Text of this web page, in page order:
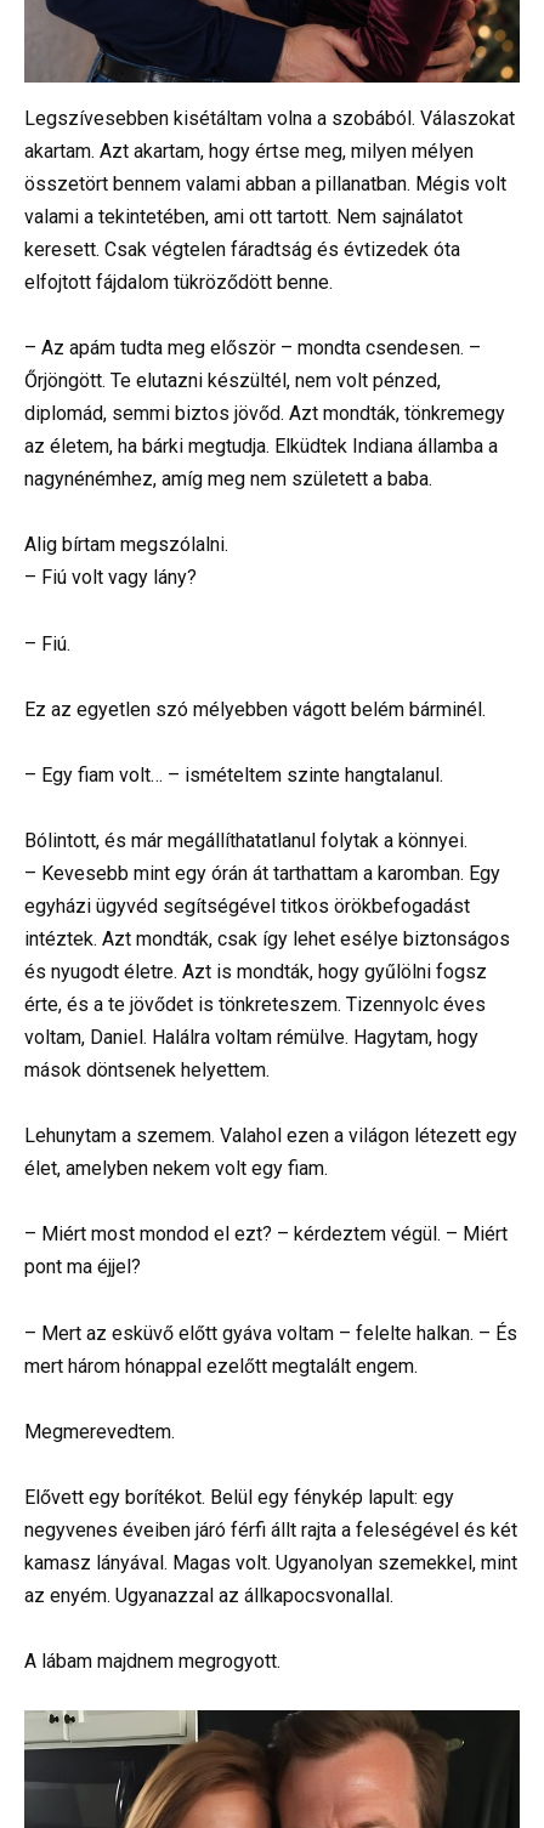
Legszívesebben kisétáltam volna a szobából. Válaszokat
akartam. Azt akartam, hogy értse meg, milyen mélyen
összetört bennem valami abban a pillanatban. Mégis volt
valami a tekintetében, ami ott tartott. Nem sajnálatot
keresett. Csak végtelen fáradtság és évtizedek óta
elfojtott fájdalom tükröződött benne.
– Az apám tudta meg először – mondta csendesen. –
Őrjöngött. Te elutazni készültél, nem volt pénzed,
diplomád, semmi biztos jövőd. Azt mondták, tönkremegy
az életem, ha bárki megtudja. Elküdtek Indiana államba a
nagynénémhez, amíg meg nem született a baba.
Alig bírtam megszólalni.
– Fiú volt vagy lány?
– Fiú.
Ez az egyetlen szó mélyebben vágott belém bárminél.
– Egy fiam volt… – ismételtem szinte hangtalanul.
Bólintott, és már megállíthatatlanul folytak a könnyei.
– Kevesebb mint egy órán át tarthattam a karomban. Egy
egyházi ügyvéd segítségével titkos örökbefogadást
intéztek. Azt mondták, csak így lehet esélye biztonságos
és nyugodt életre. Azt is mondták, hogy gyűlölni fogsz
érte, és a te jövődet is tönkreteszem. Tizennyolc éves
voltam, Daniel. Halálra voltam rémülve. Hagytam, hogy
mások döntsenek helyettem.
Lehunytam a szemem. Valahol ezen a világon létezett egy
élet, amelyben nekem volt egy fiam.
– Miért most mondod el ezt? – kérdeztem végül. – Miért
pont ma éjjel?
– Mert az esküvő előtt gyáva voltam – felelte halkan. – És
mert három hónappal ezelőtt megtalált engem.
Megmerevedtem.
Elővett egy borítékot. Belül egy fénykép lapult: egy
negyvenes éveiben járó férfi állt rajta a feleségével és két
kamasz lányával. Magas volt. Ugyanolyan szemekkel, mint
az enyém. Ugyanazzal az állkapocsvonallal.
A lábam majdnem megrogyott.